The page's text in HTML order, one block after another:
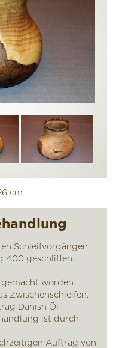
cm
Schleifvorgängen
400 geschliffen.
worden.
Zwischenschleifen.
Danish Öl
ist durch
Auftrag von